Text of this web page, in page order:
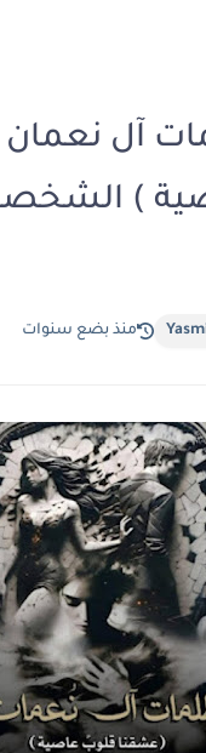
آل
)
منذ بضع سنوات